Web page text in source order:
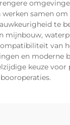
samen
te
mijnbouw,
van
en moderne
keuze voor
booroperaties.